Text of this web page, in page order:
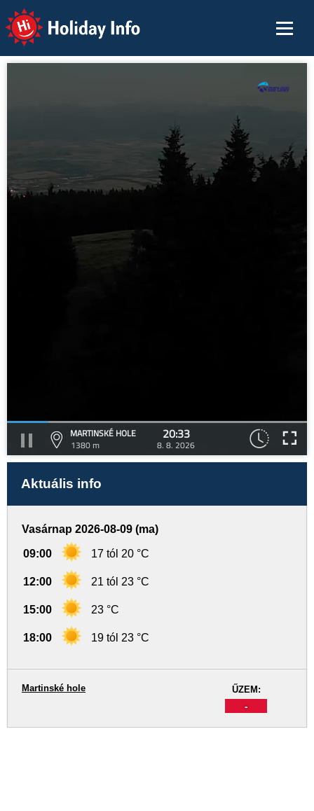
Holiday Info
MARTINSKÉ HOLE
1380 m
20:33
8. 8. 2026
Aktuális info
Vasárnap 2026-08-09 (ma)
09:00 17 tól 20 °C
12:00 21 tól 23 °C
15:00 23 °C
18:00 19 tól 23 °C
ŰZEM:
-
Martinské hole